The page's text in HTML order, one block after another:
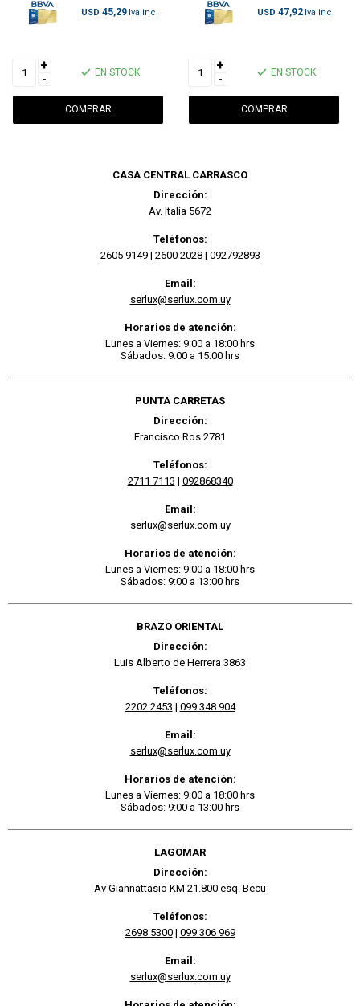
USD 45,29
+
-
EN STOCK
USD 47,92
+
-
EN STOCK
CASA CENTRAL CARRASCO
Dirección:
Av. Italia 5672
Teléfonos:
2605 9149| 2600 2028| 092792893
Email:
serlux@serlux.com.uy
Horarios de atención:
Lunes a Viernes: 9:00 a 18:00 hrs
Sábados: 9:00 a 15:00 hrs
PUNTA CARRETAS
Dirección:
Francisco Ros 2781
Teléfonos:
2711 7113 | 092868340
Email:
serlux@serlux.com.uy
Horarios de atención:
Lunes a Viernes: 9:00 a 18:00 hrs
Sábados: 9:00 a 13:00 hrs
BRAZO ORIENTAL
Dirección:
Luis Alberto de Herrera 3863
Teléfonos:
2202 2453 | 099 348 904
Email:
serlux@serlux.com.uy
Horarios de atención:
Lunes a Viernes: 9:00 a 18:00 hrs
Sábados: 9:00 a 13:00 hrs
LAGOMAR
Dirección:
Av Giannattasio KM 21.800 esq. Becu
Teléfonos:
2698 5300| 099 306 969
Email:
serlux@serlux.com.uy